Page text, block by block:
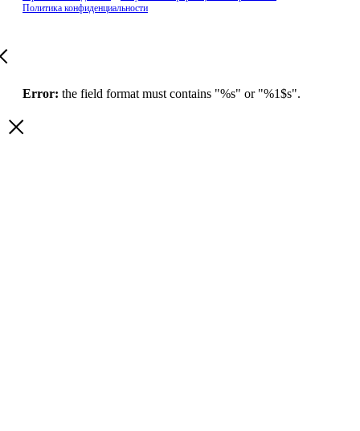
Политика конфиденциальности
Error: the field format must contains "%s" or "%1$s".